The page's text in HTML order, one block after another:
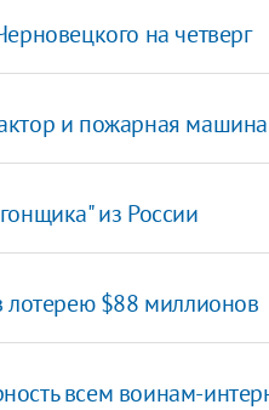
на четверг
и пожарная машина
из России
лотерею $88 миллионов
всем воинам-